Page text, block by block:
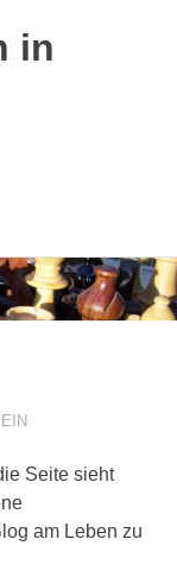
in
Seite sieht
am Leben zu